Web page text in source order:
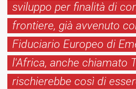
sviluppo per finalità di
frontiere, già avvenuto
Fiduciario Europeo di
l'Africa, anche chiamato
rischierebbe così di